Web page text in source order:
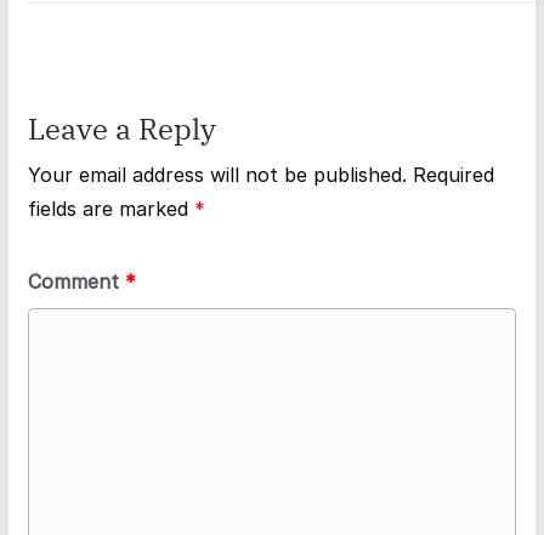
Leave a Reply
Your email address will not be published. Required
fields are marked *
Comment *